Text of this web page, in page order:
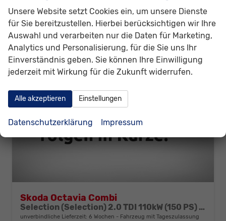
2 -Klasse:
CO
-Emissionen:136,00 g/km
Skoda Octavia Combi
Selection (Selection) 2.0 TDI 110kW (150 PS) 7-Gang DSG
unverbindliche Lieferzeit: 6 Wochen Fahrzeug mit Tageszulassung
Unsere Website setzt Cookies ein, um unsere Dienste
für Sie bereitzustellen. Hierbei berücksichtigen wir Ihre
Auswahl und verarbeiten nur die Daten für Marketing,
Analytics und Personalisierung, für die Sie uns Ihr
Einverständnis geben. Sie können Ihre Einwilligung
jederzeit mit Wirkung für die Zukunft widerrufen.
Alle akzeptieren Einstellungen
Datenschutzerklärung Impressum